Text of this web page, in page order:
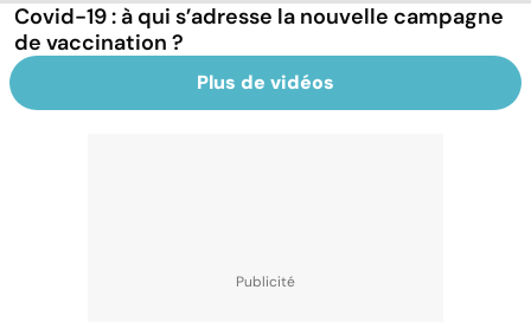
Covid-19 : à qui s’adresse la nouvelle campagne
de vaccination ?
Plus de vidéos